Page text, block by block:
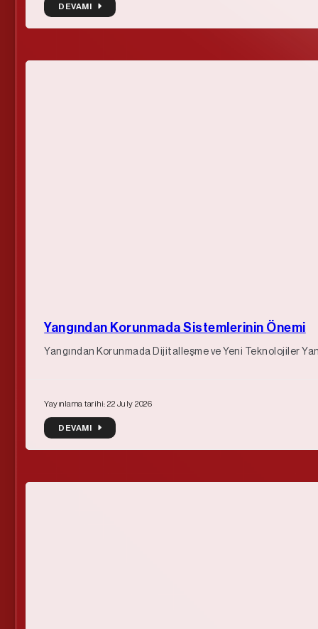
DEVAMI
Yangından Korunmada Sistemlerinin Önemi
Yangından Korunmada Dijitalleşme ve Yeni Teknolojiler
Yayınlama tarihi: 22 July 2026
DEVAMI
DEVAMI